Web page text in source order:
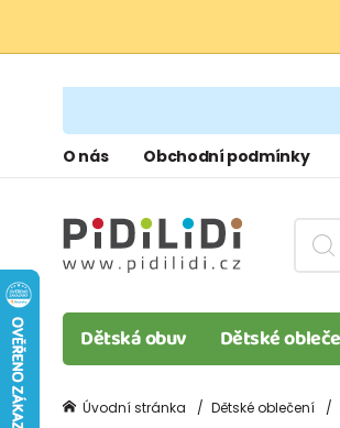
O nás Obchodní podmínky
Dětská obuv Dětské
Úvodní stránka Dětské oblečení